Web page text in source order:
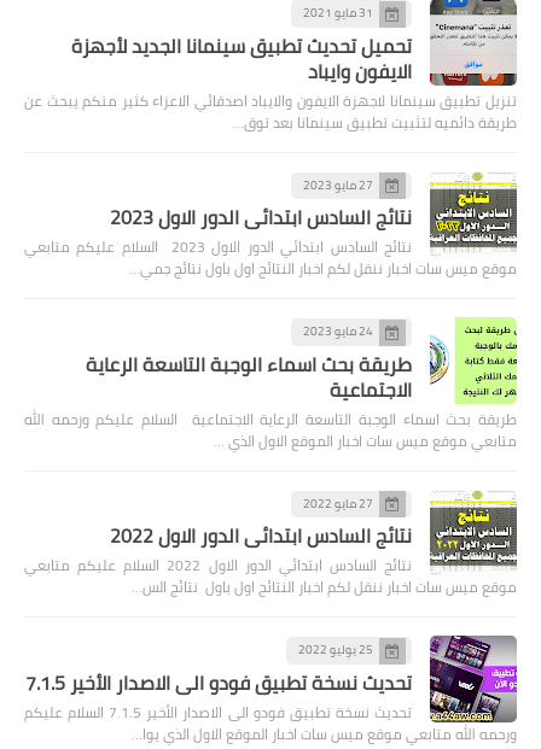
31 مايو 2021
تحميل تحديث تطبيق سينمانا الجديد لأجهزة
الايفون وايباد
تنزيل تطبيق سينمانا لاجهزة الايفون والايباد اصدقائي الاعزاء كثير منكم يبحث عن
طريقة دائميه لتثبيت تطبيق سينمانا بعد توق…
27 مايو 2023
نتائج السادس ابتدائي الدور الاول 2023
نتائج السادس ابتدائي الدور الاول 2023 السلام عليكم متابعي
موقع ميس سات اخبار ننقل لكم اخبار النتائج اول باول نتائج جمي…
24 مايو 2023
طريقة بحث اسماء الوجبة التاسعة الرعاية
الاجتماعية
طريقة بحث اسماء الوجبة التاسعة الرعاية الاجتماعية السلام عليكم ورحمه الله
متابعي موقع ميس سات اخبار الموقع الاول الذي …
27 مايو 2022
نتائج السادس ابتدائي الدور الاول 2022
نتائج السادس ابتدائي الدور الاول 2022 السلام عليكم متابعي
موقع ميس سات اخبار ننقل لكم اخبار النتائج اول باول نتائج الس…
25 يوليو 2022
تحديث نسخة تطبيق فودو الى الاصدار الأخير 7.1.5
تحديث نسخة تطبيق فودو الى الاصدار الأخير 7.1.5 السلام عليكم
ورحمه الله متابعي موقع ميس سات اخبار الموقع الاول الذي يوا…